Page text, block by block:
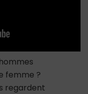
femme ?
regardent